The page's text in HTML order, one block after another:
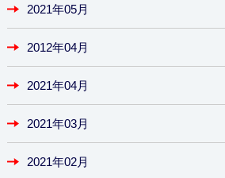
2021年05月
2012年04月
2021年04月
2021年03月
2021年02月